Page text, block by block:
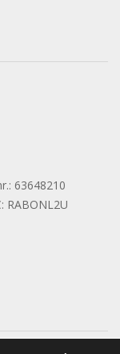
63648210
RABONL2U